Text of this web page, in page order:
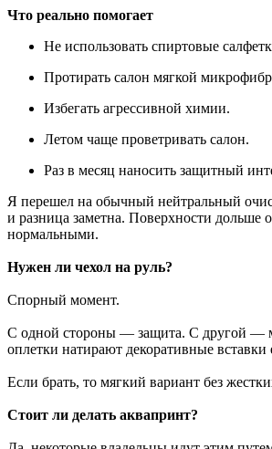
Что реально помогает
Не использовать спиртовые
Протирать салон мягкой
Избегать агрессивной химии.
Летом чаще проветривать салон.
Раз в месяц наносить защитный
Я перешел на обычный нейтральный
и разница заметна. Поверхности дольше
нормальными.
Нужен ли чехол на руль?
Спорный момент.
С одной стороны — защита. С другой —
оплетки натирают декоративные вставки
Если брать, то мягкий вариант без
Стоит ли делать аквапринт?